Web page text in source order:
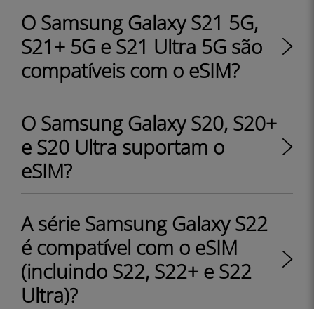
O Samsung Galaxy S21 5G,
S21+ 5G e S21 Ultra 5G são
compatíveis com o eSIM?
O Samsung Galaxy S20, S20+
e S20 Ultra suportam o
eSIM?
A série Samsung Galaxy S22
é compatível com o eSIM
(incluindo S22, S22+ e S22
Ultra)?